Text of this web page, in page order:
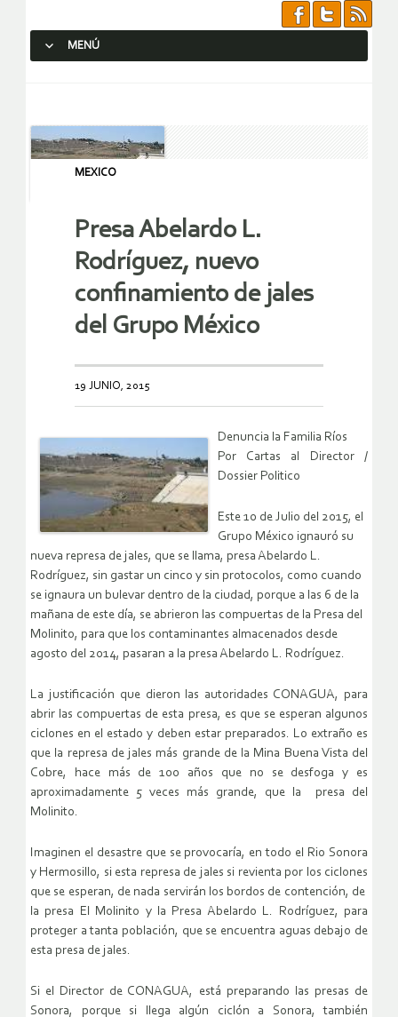
MENÚ
MEXICO
Presa Abelardo L.
Rodríguez, nuevo
confinamiento de jales
del Grupo México
19 JUNIO, 2015
Denuncia la Familia Ríos
Por Cartas al Director /
Dossier Politico
Este 10 de Julio del 2015, el
Grupo México ignauró su
nueva represa de jales, que se llama, presa Abelardo L.
Rodríguez, sin gastar un cinco y sin protocolos, como cuando
se ignaura un bulevar dentro de la ciudad, porque a las 6 de la
mañana de este día, se abrieron las compuertas de la Presa del
Molinito, para que los contaminantes almacenados desde
agosto del 2014, pasaran a la presa Abelardo L. Rodríguez.
La justificación que dieron las autoridades CONAGUA, para
abrir las compuertas de esta presa, es que se esperan algunos
ciclones en el estado y deben estar preparados. Lo extraño es
que la represa de jales más grande de la Mina Buena Vista del
Cobre, hace más de 100 años que no se desfoga y es
aproximadamente 5 veces más grande, que la presa del
Molinito.
Imaginen el desastre que se provocaría, en todo el Rio Sonora
y Hermosillo, si esta represa de jales si revienta por los ciclones
que se esperan, de nada servirán los bordos de contención, de
la presa El Molinito y la Presa Abelardo L. Rodríguez, para
proteger a tanta población, que se encuentra aguas debajo de
esta presa de jales.
Si el Director de CONAGUA, está preparando las presas de
Sonora, porque si llega algún ciclón a Sonora, también